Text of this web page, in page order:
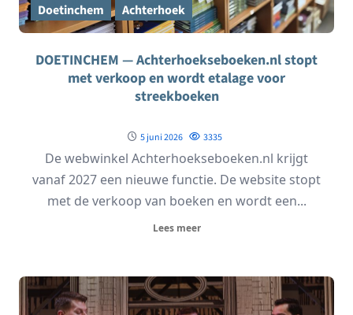
Doetinchem Achterhoek
DOETINCHEM — Achterhoekseboeken.nl stopt
met verkoop en wordt etalage voor
streekboeken
5 juni 2026 3335
De webwinkel Achterhoekseboeken.nl krijgt
vanaf 2027 een nieuwe functie. De website stopt
met de verkoop van boeken en wordt een...
Lees meer